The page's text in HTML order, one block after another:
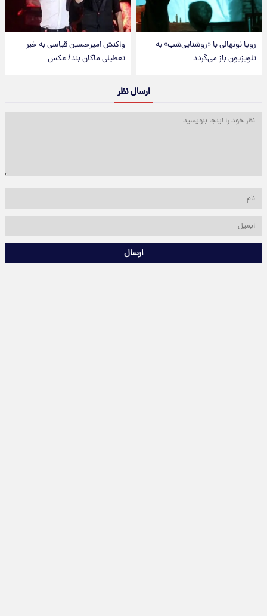
رویا نونهالی با «روشنایی‌شب» به
تلویزیون باز می‌گردد
واکنش امیرحسین قیاسی به خبر
تعطیلی ماکان بند/ عکس
ارسال نظر
ارسال